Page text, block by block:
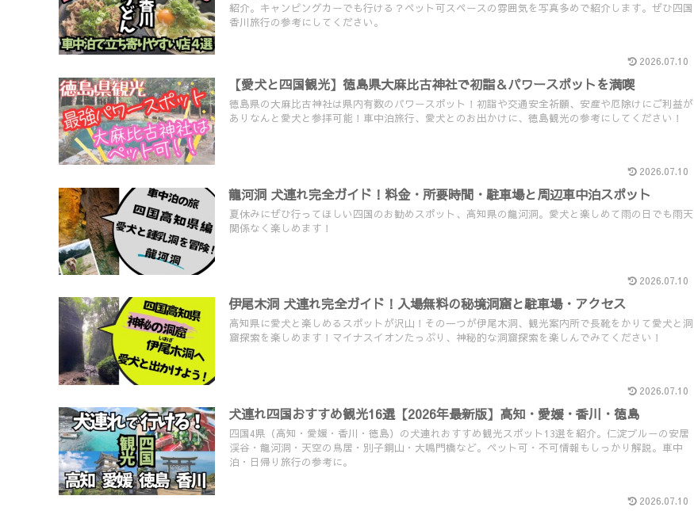
紹介。キャンピングカーでも行ける？ペット可スペースの雰囲気を写真多めで紹介します。ぜひ四国
香川旅行の参考にしてください。
2026.07.10
【愛犬と四国観光】徳島県大麻比古神社で初詣＆パワースポットを満喫
徳島県の大麻比古神社は県内有数のパワースポット！初詣や交通安全祈願、安産や厄除けにご利益が
ありなんと愛犬と参拝可能！車中泊旅行、愛犬とのお出かけに、徳島観光の参考にしてください！
2026.07.10
龍河洞 犬連れ完全ガイド！料金・所要時間・駐車場と周辺車中泊スポット
夏休みにぜひ行ってほしい四国のお勧めスポット、高知県の龍河洞。愛犬と楽しめて雨の日でも雨天
関係なく楽しめます！
2026.07.10
伊尾木洞 犬連れ完全ガイド！入場無料の秘境洞窟と駐車場・アクセス
高知県に愛犬と楽しめるスポットが沢山！その一つが伊尾木洞、観光案内所で長靴をかりて愛犬と洞
窟探索を楽しめます！マイナスイオンたっぷり、神秘的な洞窟探索を楽しんでみてください！
2026.07.10
犬連れ四国おすすめ観光16選【2026年最新版】高知・愛媛・香川・徳島
四国4県（高知・愛媛・香川・徳島）の犬連れおすすめ観光スポット13選を紹介。仁淀ブルーの安居
渓谷・龍河洞・天空の鳥居・別子銅山・大鳴門橋など。ペット可・不可情報もしっかり解説。車中
泊・日帰り旅行の参考に。
2026.07.10